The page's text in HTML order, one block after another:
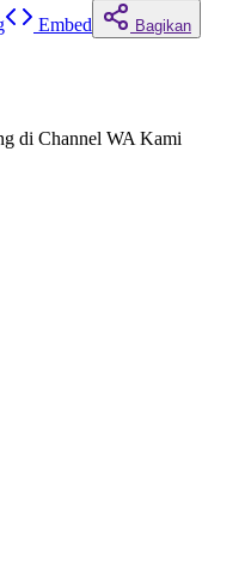
Embed Bagikan
di Channel WA Kami